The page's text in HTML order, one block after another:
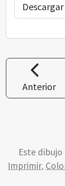
Descargar
Anterior
Este
Imprimir,